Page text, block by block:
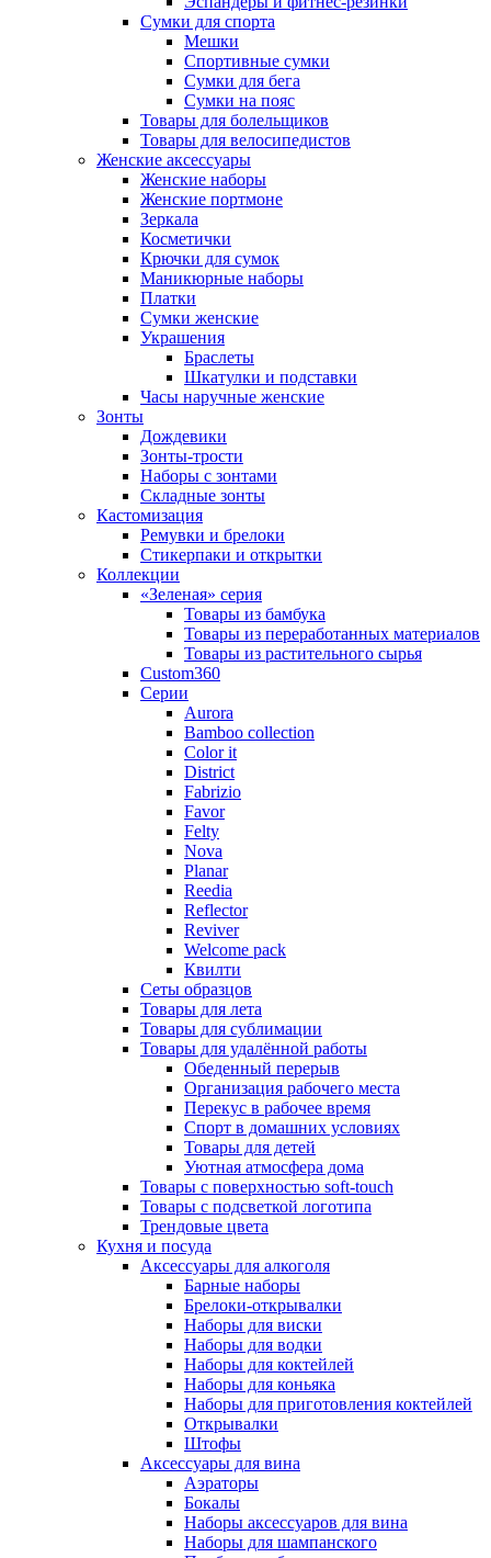
Сумки для спорта
Мешки
Спортивные сумки
Сумки для бега
Сумки на пояс
Товары для болельщиков
Товары для велосипедистов
Женские аксессуары
Женские наборы
Женские портмоне
Зеркала
Косметички
Крючки для сумок
Маникюрные наборы
Платки
Сумки женские
Украшения
Браслеты
Шкатулки и подставки
Часы наручные женские
Зонты
Дождевики
Зонты-трости
Наборы с зонтами
Складные зонты
Кастомизация
Ремувки и брелоки
Стикерпаки и открытки
Коллекции
«Зеленая» серия
Товары из бамбука
Товары из переработанных материалов
Товары из растительного сырья
Custom360
Серии
Aurora
Bamboo collection
Color it
District
Fabrizio
Favor
Felty
Nova
Planar
Reedia
Reflector
Reviver
Welcome pack
Квилти
Сеты образцов
Товары для лета
Товары для сублимации
Товары для удалённой работы
Обеденный перерыв
Организация рабочего места
Перекус в рабочее время
Спорт в домашних условиях
Товары для детей
Уютная атмосфера дома
Товары с поверхностью soft-touch
Товары с подсветкой логотипа
Трендовые цвета
Кухня и посуда
Аксессуары для алкоголя
Барные наборы
Брелоки-открывалки
Наборы для виски
Наборы для водки
Наборы для коктейлей
Наборы для коньяка
Наборы для приготовления коктейлей
Открывалки
Штофы
Аксессуары для вина
Аэраторы
Бокалы
Наборы аксессуаров для вина
Наборы для шампанского